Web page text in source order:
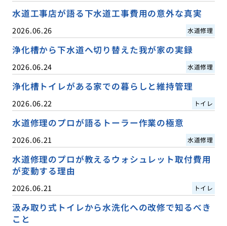
水道工事店が語る下水道工事費用の意外な真実
2026.06.26 水道修理
浄化槽から下水道へ切り替えた我が家の実録
2026.06.24 水道修理
浄化槽トイレがある家での暮らしと維持管理
2026.06.22 トイレ
水道修理のプロが語るトーラー作業の極意
2026.06.21 水道修理
水道修理のプロが教えるウォシュレット取付費用
が変動する理由
2026.06.21 トイレ
汲み取り式トイレから水洗化への改修で知るべき
こと